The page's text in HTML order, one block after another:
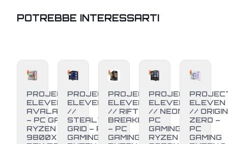
POTREBBE INTERESSARTI
PROJECT
ELEVEN //
AVALANCHE
– PC GAMING
RYZEN 7
9800X3D +
PROJECT
ELEVEN
//
STEALTH
GRID – PC
GAMING
PROJECT
ELEVEN
// RIFT
BREAKER
– PC
GAMING
PROJECT
ELEVEN
// NEON –
PC
GAMING
RYZEN 7
ELEVEN
// ORIGIN
ZERO –
PC
GAMING